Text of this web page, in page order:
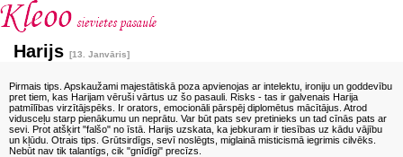
Harijs [13. Janvāris]
Pirmais tips. Apskaužami majestātiskā poza apvienojas ar intelektu, ironiju un goddevību
pret tiem, kas Harijam vēruši vārtus uz šo pasauli. Risks - tas ir galvenais Harija
patmīlības virzītājspēks. Ir orators, emocionāli pārspēj diplomētus mācītājus. Atrod
vidusceļu starp pienākumu un neprātu. Var būt pats sev pretinieks un tad cīnās pats ar
sevi. Prot atšķirt "falšo" no īstā. Harijs uzskata, ka jebkuram ir tiesības uz kādu vājību
un kļūdu. Otrais tips. Grūtsirdīgs, sevī noslēgts, miglainā misticismā iegrimis cilvēks.
Nebūt nav tik talantīgs, cik "gnīdīgi" precīzs.